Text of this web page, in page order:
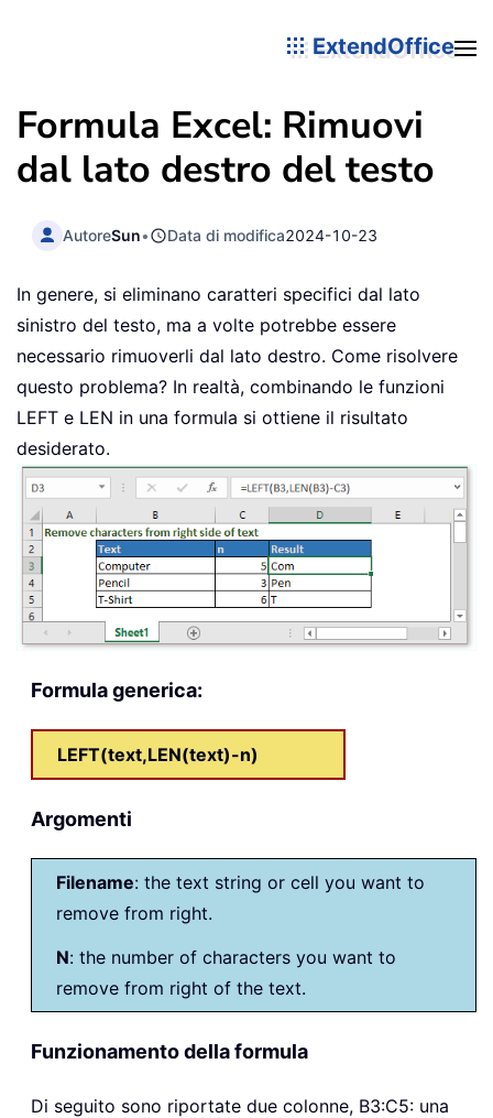
ExtendOffice
Formula Excel: Rimuovi
dal lato destro del testo
AutoreSun• Data di modifica2024-10-23
In genere, si eliminano caratteri specifici dal lato
sinistro del testo, ma a volte potrebbe essere
necessario rimuoverli dal lato destro. Come risolvere
questo problema? In realtà, combinando le funzioni
LEFT e LEN in una formula si ottiene il risultato
desiderato.
Formula generica:
LEFT(text,LEN(text)-n)
Argomenti
Filename: the text string or cell you want to
remove from right.
N: the number of characters you want to
remove from right of the text.
Funzionamento della formula
Di seguito sono riportate due colonne, B3:C5: una